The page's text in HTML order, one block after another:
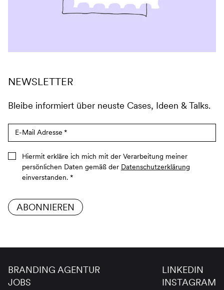
NEWSLETTER
Bleibe informiert über neuste Cases, Ideen & Talks.
E-Mail Adresse *
Hiermit erkläre ich mich mit der Verarbeitung meiner
persönlichen Daten gemäß der Datenschutzerklärung
einverstanden. *
ABONNIEREN
BRANDING AGENTUR
JOBS
LINKEDIN
INSTAGRAM